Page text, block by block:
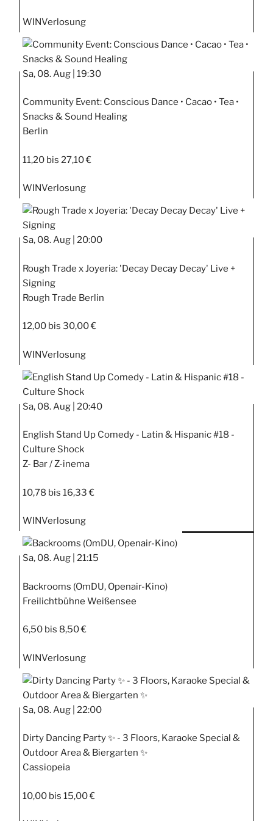
WINVerlosung
Sa, 08. Aug | 19:30
Community Event: Conscious Dance • Cacao • Tea •
Snacks & Sound Healing
Berlin
11,20 bis 27,10 €
WINVerlosung
Sa, 08. Aug | 20:00
Rough Trade x Joyeria: 'Decay Decay Decay' Live +
Signing
Rough Trade Berlin
12,00 bis 30,00 €
WINVerlosung
Sa, 08. Aug | 20:40
English Stand Up Comedy - Latin & Hispanic #18 -
Culture Shock
Z- Bar / Z-inema
10,78 bis 16,33 €
WINVerlosung
Sa, 08. Aug | 21:15
Backrooms (OmDU, Openair-Kino)
Freilichtbühne Weißensee
6,50 bis 8,50 €
WINVerlosung
Sa, 08. Aug | 22:00
Dirty Dancing Party ✨ - 3 Floors, Karaoke Special &
Outdoor Area & Biergarten ✨
Cassiopeia
10,00 bis 15,00 €